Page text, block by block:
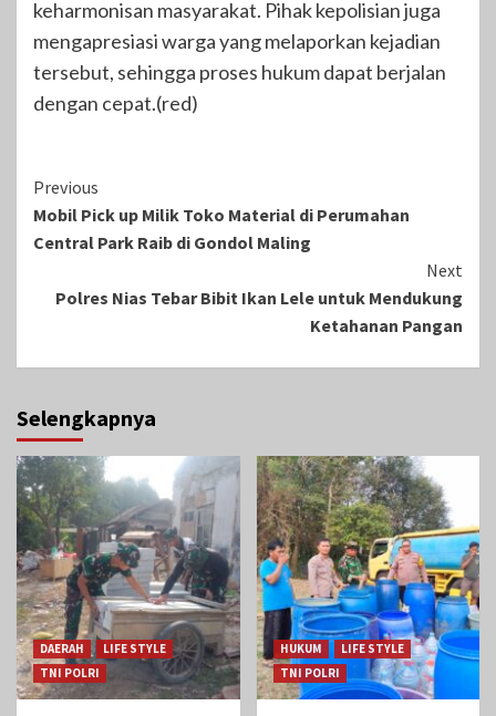
keharmonisan masyarakat. Pihak kepolisian juga
mengapresiasi warga yang melaporkan kejadian
tersebut, sehingga proses hukum dapat berjalan
dengan cepat.(red)
Continue
Reading
Previous
Mobil Pick up Milik Toko Material di Perumahan
Central Park Raib di Gondol Maling
Next
Polres Nias Tebar Bibit Ikan Lele untuk Mendukung
Ketahanan Pangan
Selengkapnya
DAERAH
LIFE STYLE
TNI POLRI
HUKUM
LIFE STYLE
TNI POLRI